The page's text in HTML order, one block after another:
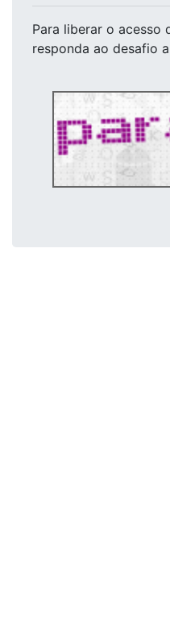
Para liberar o acesso
responda ao desafio